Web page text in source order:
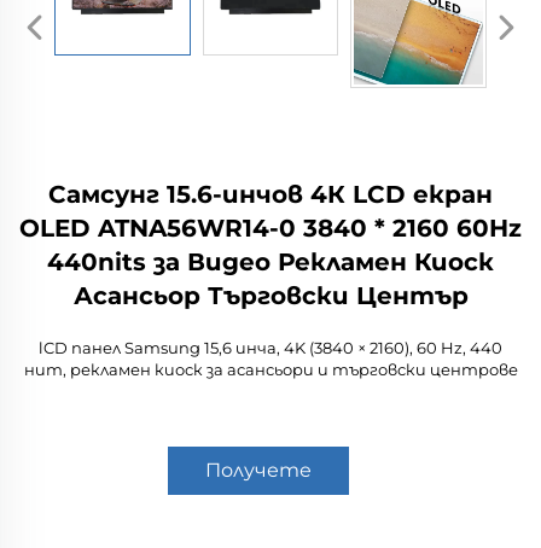
Самсунг 15.6-инчов 4К LCD екран
OLED ATNA56WR14-0 3840 * 2160 60Hz
440nits за Видео Рекламен Киоск
Асансьор Търговски Център
lCD панел Samsung 15,6 инча, 4K (3840 × 2160), 60 Hz, 440
нит, рекламен киоск за асансьори и търговски центрове
Получете